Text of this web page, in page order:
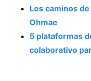
Los caminos
Ohmae
5 plataformas
colaborativo